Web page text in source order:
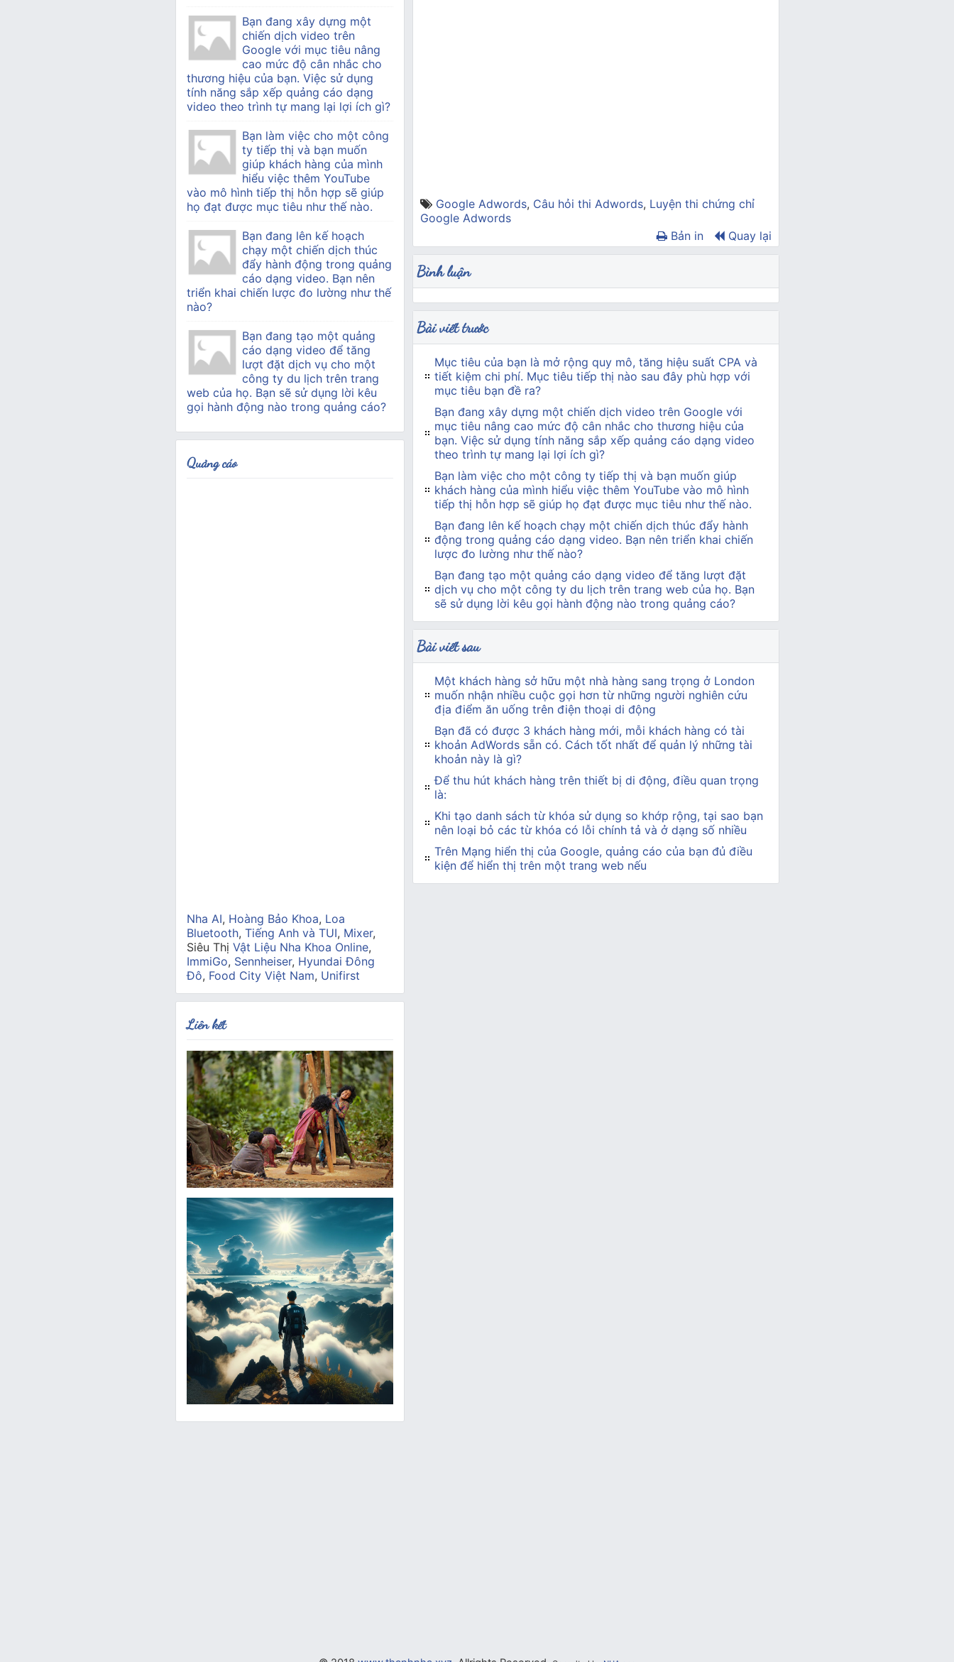
Google Adwords, Câu hỏi thi Adwords, Luyện thi chứng chỉ
Google Adwords
Bản in
Quay lại
Bình luận
Bài viết trước
Mục tiêu của bạn là mở rộng quy mô, tăng hiệu suất CPA và
tiết kiệm chi phí. Mục tiêu tiếp thị nào sau đây phù hợp với
mục tiêu bạn đề ra?
Bạn đang xây dựng một chiến dịch video trên Google với
mục tiêu nâng cao mức độ cân nhắc cho thương hiệu của
bạn. Việc sử dụng tính năng sắp xếp quảng cáo dạng video
theo trình tự mang lại lợi ích gì?
Bạn làm việc cho một công ty tiếp thị và bạn muốn giúp
khách hàng của mình hiểu việc thêm YouTube vào mô hình
tiếp thị hỗn hợp sẽ giúp họ đạt được mục tiêu như thế nào.
Bạn đang lên kế hoạch chạy một chiến dịch thúc đẩy hành
động trong quảng cáo dạng video. Bạn nên triển khai chiến
lược đo lường như thế nào?
Bạn đang tạo một quảng cáo dạng video để tăng lượt đặt
dịch vụ cho một công ty du lịch trên trang web của họ. Bạn
sẽ sử dụng lời kêu gọi hành động nào trong quảng cáo?
Bài viết sau
Một khách hàng sở hữu một nhà hàng sang trọng ở London
muốn nhận nhiều cuộc gọi hơn từ những người nghiên cứu
địa điểm ăn uống trên điện thoại di động
Bạn đã có được 3 khách hàng mới, mỗi khách hàng có tài
khoản AdWords sẵn có. Cách tốt nhất để quản lý những tài
khoản này là gì?
Để thu hút khách hàng trên thiết bị di động, điều quan trọng
là:
Khi tạo danh sách từ khóa sử dụng so khớp rộng, tại sao bạn
nên loại bỏ các từ khóa có lỗi chính tả và ở dạng số nhiều
Trên Mạng hiển thị của Google, quảng cáo của bạn đủ điều
kiện để hiển thị trên một trang web nếu
Bạn đang xây dựng một
chiến dịch video trên
Google với mục tiêu nâng
cao mức độ cân nhắc cho
thương hiệu của bạn. Việc sử dụng
tính năng sắp xếp quảng cáo dạng
video theo trình tự mang lại lợi ích gì?
Bạn làm việc cho một công
ty tiếp thị và bạn muốn
giúp khách hàng của mình
hiểu việc thêm YouTube
vào mô hình tiếp thị hỗn hợp sẽ giúp
họ đạt được mục tiêu như thế nào.
Bạn đang lên kế hoạch
chạy một chiến dịch thúc
đẩy hành động trong quảng
cáo dạng video. Bạn nên
triển khai chiến lược đo lường như thế
nào?
Bạn đang tạo một quảng
cáo dạng video để tăng
lượt đặt dịch vụ cho một
công ty du lịch trên trang
web của họ. Bạn sẽ sử dụng lời kêu
gọi hành động nào trong quảng cáo?
Quảng cáo
Nha AI, Hoàng Bảo Khoa, Loa
Bluetooth, Tiếng Anh và TUI, Mixer,
Siêu Thị Vật Liệu Nha Khoa Online,
ImmiGo, Sennheiser, Hyundai Đông
Đô, Food City Việt Nam, Unifirst
Liên kết